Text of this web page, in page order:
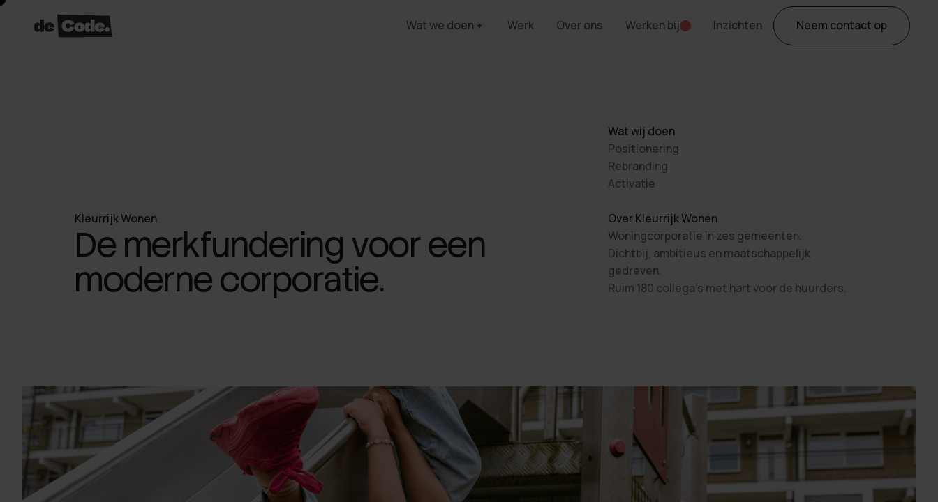
Wat we doen Werk Over ons Werken bij Inzichten Neem contact op
Kleurrijk Wonen
De merkfundering voor een
moderne corporatie.
Wat wij doen
Positionering
Rebranding
Activatie
Over Kleurrijk Wonen
Woningcorporatie in zes gemeenten.
Dichtbij, ambitieus en maatschappelijk
gedreven.
Ruim 180 collega’s met hart voor de huurders.